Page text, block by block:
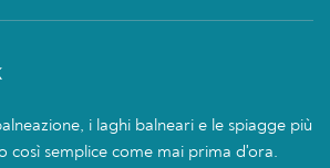
i laghi balneari e le spiagge più
così semplice come mai prima d'ora.